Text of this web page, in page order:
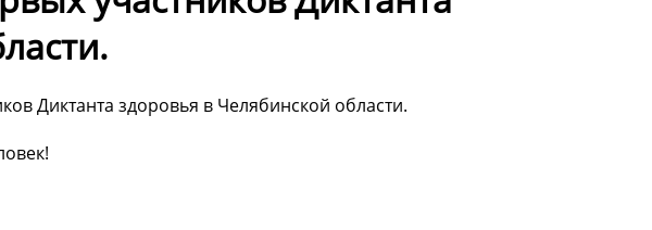
Диктанта здоровья в Челябинской области.